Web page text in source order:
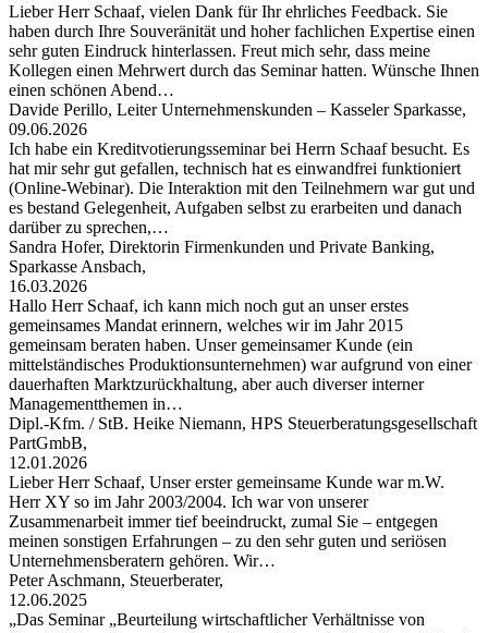
Lieber Herr Schaaf, vielen Dank für Ihr ehrliches Feedback. Sie
haben durch Ihre Souveränität und hoher fachlichen Expertise einen
sehr guten Eindruck hinterlassen. Freut mich sehr, dass meine
Kollegen einen Mehrwert durch das Seminar hatten. Wünsche Ihnen
einen schönen Abend…
Davide Perillo, Leiter Unternehmenskunden – Kasseler Sparkasse,
09.06.2026
Ich habe ein Kreditvotierungsseminar bei Herrn Schaaf besucht. Es
hat mir sehr gut gefallen, technisch hat es einwandfrei funktioniert
(Online-Webinar). Die Interaktion mit den Teilnehmern war gut und
es bestand Gelegenheit, Aufgaben selbst zu erarbeiten und danach
darüber zu sprechen,…
Sandra Hofer, Direktorin Firmenkunden und Private Banking,
Sparkasse Ansbach,
16.03.2026
Hallo Herr Schaaf, ich kann mich noch gut an unser erstes
gemeinsames Mandat erinnern, welches wir im Jahr 2015
gemeinsam beraten haben. Unser gemeinsamer Kunde (ein
mittelständisches Produktionsunternehmen) war aufgrund von einer
dauerhaften Marktzurückhaltung, aber auch diverser interner
Managementthemen in…
Dipl.-Kfm. / StB. Heike Niemann, HPS Steuerberatungsgesellschaft
PartGmbB,
12.01.2026
Lieber Herr Schaaf, Unser erster gemeinsame Kunde war m.W.
Herr XY so im Jahr 2003/2004. Ich war von unserer
Zusammenarbeit immer tief beeindruckt, zumal Sie – entgegen
meinen sonstigen Erfahrungen – zu den sehr guten und seriösen
Unternehmensberatern gehören. Wir…
Peter Aschmann, Steuerberater,
12.06.2025
„Das Seminar „Beurteilung wirtschaftlicher Verhältnisse von